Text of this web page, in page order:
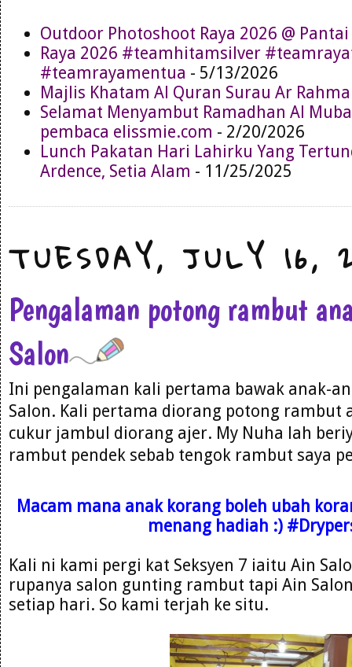
Outdoor Photoshoot Raya 2026 @ Pantai
Raya 2026 #teamhitamsilver
#teamrayamentua - 5/13/2026
Majlis Khatam Al Quran Surau Ar
Selamat Menyambut Ramadhan Al
pembaca elissmie.com - 2/20/2026
Lunch Pakatan Hari Lahirku Yang
Ardence, Setia Alam - 11/25/2025
TUESDAY, JULY 16,
Pengalaman potong rambut
Salon
Ini pengalaman kali pertama bawak anak-
Salon. Kali pertama diorang potong rambut
cukur jambul diorang ajer. My Nuha lah
rambut pendek sebab tengok rambut saya
Macam mana anak korang boleh ubah
menang hadiah :)
Kali ni kami pergi kat Seksyen 7 iaitu Ain
rupanya salon gunting rambut tapi Ain
setiap hari. So kami terjah ke situ.